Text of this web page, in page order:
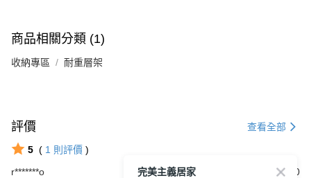
商品相關分類 (1)
收納專區 耐重層架
評價 查看全部
5 ( 1 則評價 )
r*******o
2024/11/10
完美主義居家